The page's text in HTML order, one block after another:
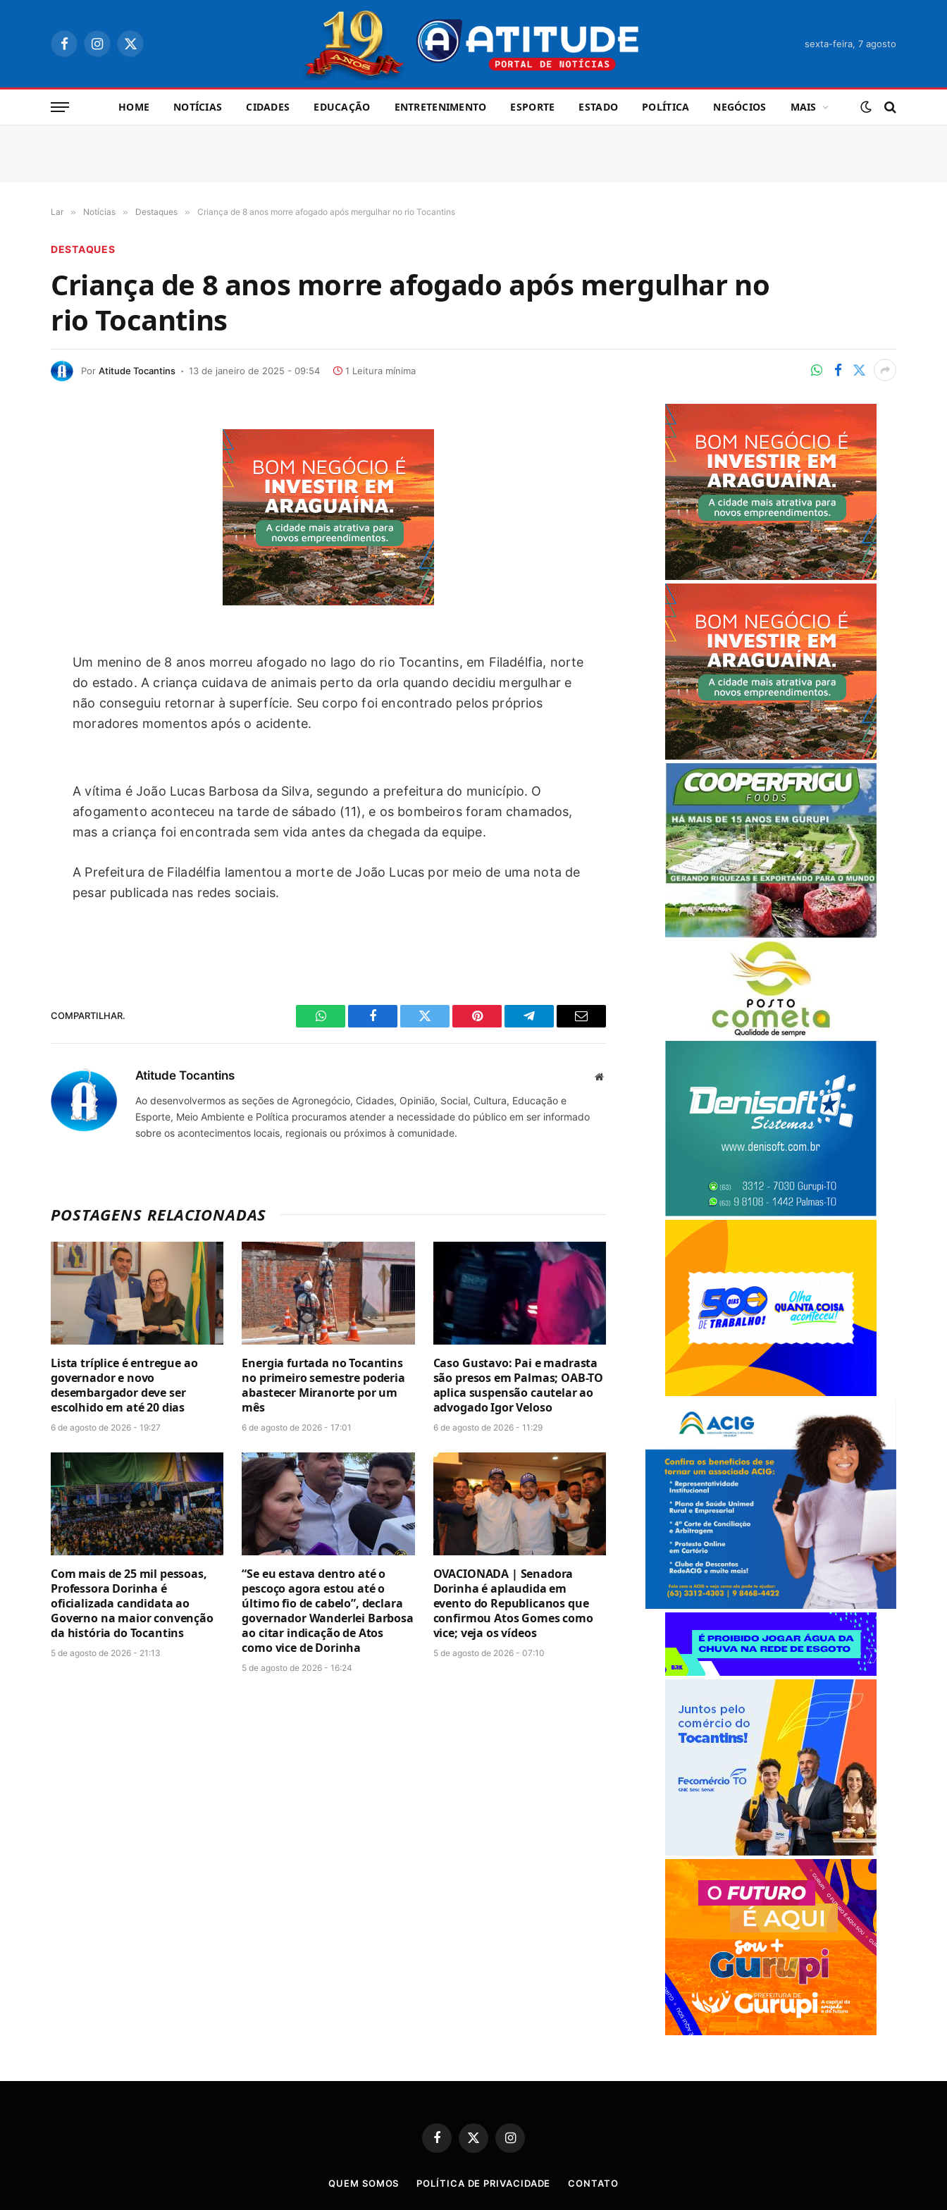
FacebookInstagram
X
sexta-feira, 7 agosto
HOME NOTÍCIAS CIDADES EDUCAÇÃO ENTRETENIMENTO ESPORTE ESTADO POLÍTICA NEGÓCIOS MAIS
Lar » Notícias » Destaques » Criança de 8 anos morre afogado após mergulhar no rio Tocantins
DESTAQUES
Criança de 8 anos morre afogado após mergulhar no
rio Tocantins
Por Atitude Tocantins 13 de janeiro de 2025 - 09:54 1 Leitura mínima
Um menino de 8 anos morreu afogado no lago do rio Tocantins, em Filadélfia, norte
do estado. A criança cuidava de animais perto da orla quando decidiu mergulhar e
não conseguiu retornar à superfície. Seu corpo foi encontrado pelos próprios
moradores momentos após o acidente.
A vítima é João Lucas Barbosa da Silva, segundo a prefeitura do município. O
afogamento aconteceu na tarde de sábado (11), e os bombeiros foram chamados,
mas a criança foi encontrada sem vida antes da chegada da equipe.
A Prefeitura de Filadélfia lamentou a morte de João Lucas por meio de uma nota de
pesar publicada nas redes sociais.
COMPARTILHAR.
WhatsAppFacebook Twitter Pinterest TelegramaE-
Atitude Tocantins Site
Ao desenvolvermos as seções de Agronegócio, Cidades, Opinião, Social, Cultura, Educação e
Esporte, Meio Ambiente e Política procuramos atender a necessidade do público em ser informado
sobre os acontecimentos locais, regionais ou próximos à comunidade.
POSTAGENS RELACIONADAS
Lista tríplice é entregue ao
governador e novo
desembargador deve ser
escolhido em até 20 dias
6 de agosto de 2026 - 19:27
Energia furtada no Tocantins
no primeiro semestre poderia
abastecer Miranorte por um
mês
6 de agosto de 2026 - 17:01
Caso Gustavo: Pai e madrasta
são presos em Palmas; OAB-TO
aplica suspensão cautelar ao
advogado Igor Veloso
6 de agosto de 2026 - 11:29
Com mais de 25 mil pessoas,
Professora Dorinha é
oficializada candidata ao
Governo na maior convenção
da história do Tocantins
5 de agosto de 2026 - 21:13
“Se eu estava dentro até o
pescoço agora estou até o
último fio de cabelo”, declara
governador Wanderlei Barbosa
ao citar indicação de Atos
como vice de Dorinha
5 de agosto de 2026 - 16:24
OVACIONADA | Senadora
Dorinha é aplaudida em
evento do Republicanos que
confirmou Atos Gomes como
vice; veja os vídeos
5 de agosto de 2026 - 07:10
Facebook
X
(Twitter)
Instagram
QUEM SOMOS POLÍTICA DE PRIVACIDADE CONTATO